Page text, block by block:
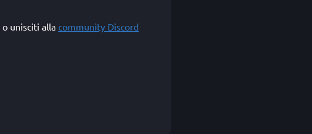
o unisciti alla community Discord